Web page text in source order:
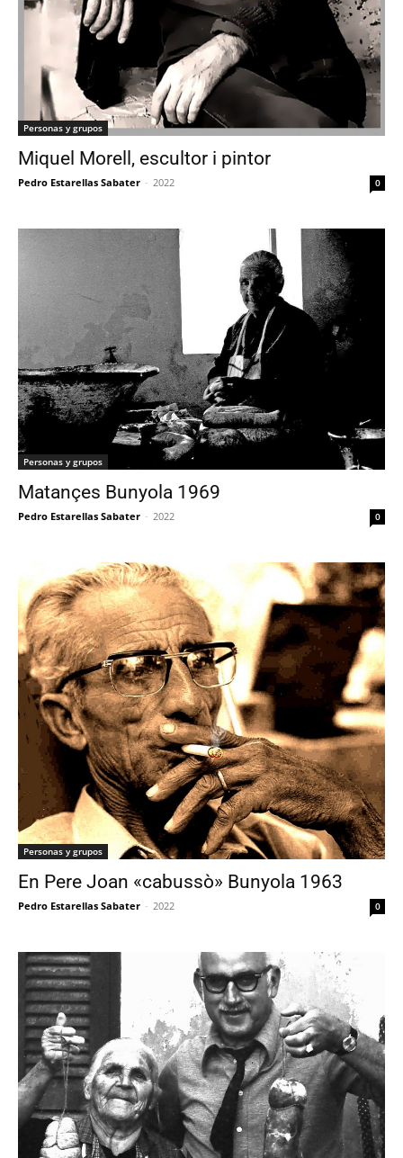
Personas y grupos
Miquel Morell, escultor i pintor
Pedro Estarellas Sabater - 2022 0
Personas y grupos
Matançes Bunyola 1969
Pedro Estarellas Sabater - 2022 0
Personas y grupos
En Pere Joan «cabussò» Bunyola 1963
Pedro Estarellas Sabater - 2022 0